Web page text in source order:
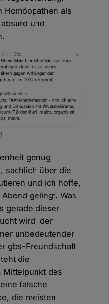
Homöopathen als
und
genug
sachlich über die
und ich hoffe,
gelingt. Was
gerade dieser
wird, der
unbedeutender
gbs-Freundschaft
die
Mittelpunkt des
falsche
die meisten